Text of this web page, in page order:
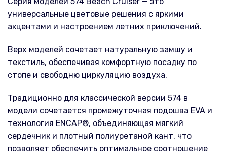
универсальные цветовые решения с яркими
акцентами и настроением летних приключений.
Верх моделей сочетает натуральную замшу и
текстиль, обеспечивая комфортную посадку по
стопе и свободню циркуляцию воздуха.
Традиционно для классической версии 574 в
модели сочетается промежуточная подошва EVA и
технология ENCAP®, объединяющая мягкий
сердечник и плотный полиуретаной кант, что
позволяет обеспечить оптимальное соотношение